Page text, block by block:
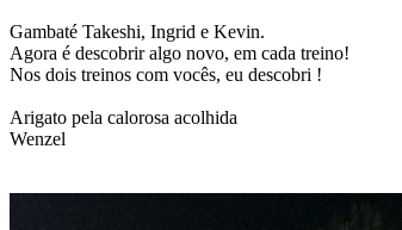
Gambaté Takeshi, Ingrid e Kevin.
Agora é descobrir algo novo, em cada treino!
Nos dois treinos com vocês, eu descobri !
Arigato pela calorosa acolhida
Wenzel